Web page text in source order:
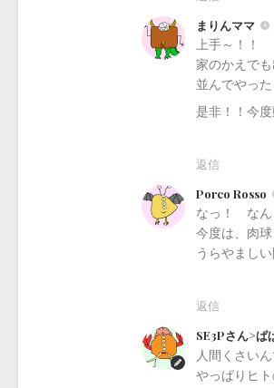
まりんママ
上手～！！
家のかえで
並んでやっ
是非！！今
返信
Porco Rosso
なっ！ なん
今度は、肉
うらやまし
返信
SE3Pさん>ぱ
人間くさい
やっぱりヒ